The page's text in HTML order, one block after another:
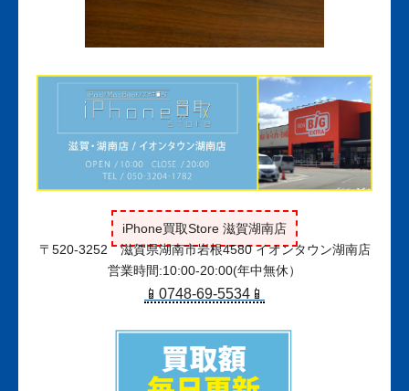
iPhone買取Store 滋賀湖南店
〒520-3252 滋賀県湖南市岩根4580 イオンタウン湖南店
営業時間:10:00-20:00(年中無休）
📱0748-69-5534📱